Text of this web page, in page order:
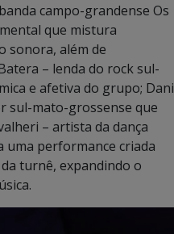
campo-grandense Os
que mistura
sonora, além de
– lenda do rock sul-
e afetiva do grupo; Dani
sul-mato-grossense que
– artista da dança
uma performance criada
turnê, expandindo o